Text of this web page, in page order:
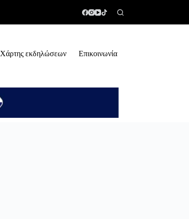
Χάρτης εκδηλώσεων Επικοινωνία